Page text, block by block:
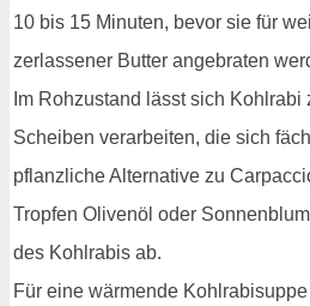
10 bis 15 Minuten, bevor sie für
zerlassener Butter angebraten
Im Rohzustand lässt sich Kohlrabi
Scheiben verarbeiten, die sich
pflanzliche Alternative zu
Tropfen Olivenöl oder
des Kohlrabis ab.
Für eine wärmende